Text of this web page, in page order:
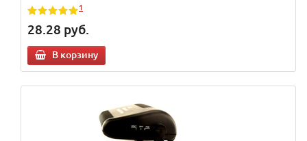
1
28.28 руб.
В корзину